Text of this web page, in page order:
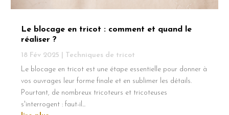
Le blocage en tricot : comment et quand le
réaliser ?
18 Fév 2025
Techniques de tricot
Le blocage en tricot est une étape essentielle pour donner à
vos ouvrages leur forme finale et en sublimer les détails.
Pourtant, de nombreux tricoteurs et tricoteuses
s'interrogent : faut-il...